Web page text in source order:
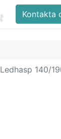
Kontakta
Ledhasp 140/